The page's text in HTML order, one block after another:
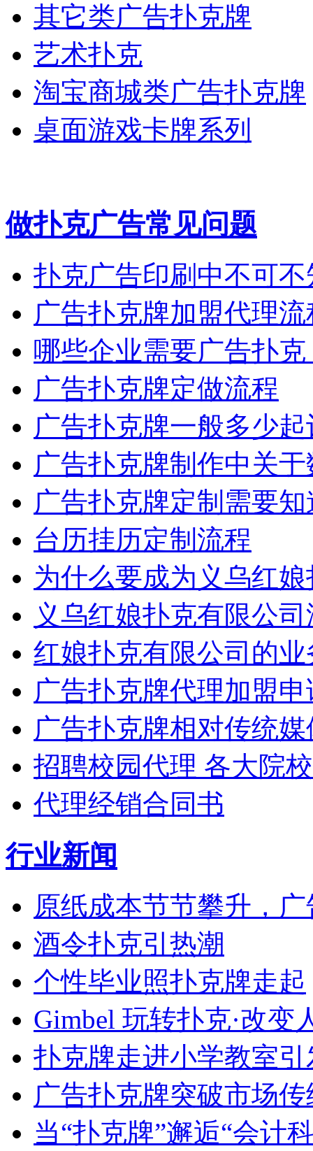
其它类广告扑克牌
艺术扑克
淘宝商城类广告扑克牌
桌面游戏卡牌系列
做扑克广告常见问题
扑克广告印刷中不可
广告扑克牌加盟代理流
哪些企业需要广告扑
广告扑克牌定做流程
广告扑克牌一般多少起
广告扑克牌制作中关
广告扑克牌定制需要
台历挂历定制流程
为什么要成为义乌红
义乌红娘扑克有限公
红娘扑克有限公司的
广告扑克牌代理加盟
广告扑克牌相对传统
招聘校园代理 各大院
代理经销合同书
行业新闻
原纸成本节节攀升，
酒令扑克引热潮
个性毕业照扑克牌走起
Gimbel 玩转扑克·改变
扑克牌走进小学教室
广告扑克牌突破市场
当“扑克牌”邂逅“会计